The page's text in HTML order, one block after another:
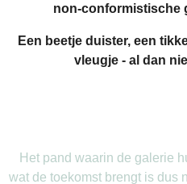
non-conformistische
Een beetje duister, een
vleugje - al dan
Het pand waarin de galerie
wat de toekomst brengt is dus